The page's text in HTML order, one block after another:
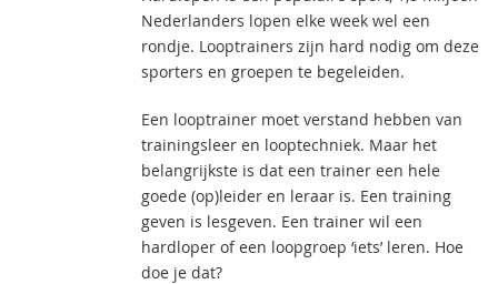
Nederlanders lopen elke week wel een
rondje. Looptrainers zijn hard nodig om deze
sporters en groepen te begeleiden.
Een looptrainer moet verstand hebben van
trainingsleer en looptechniek. Maar het
belangrijkste is dat een trainer een hele
goede (op)leider en leraar is. Een training
geven is lesgeven. Een trainer wil een
hardloper of een loopgroep ‘iets’ leren. Hoe
doe je dat?